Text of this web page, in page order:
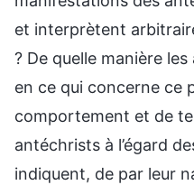
et interprètent
? De quelle manière
en ce qui concerne ce
comportement et de
antéchrists à l’égard
indiquent, de par leur